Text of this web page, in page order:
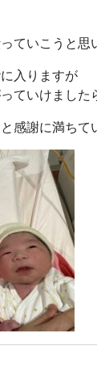
ていこうと思
入りますが
ていけました
感謝に満ち